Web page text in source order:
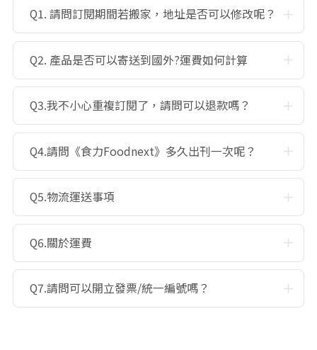
Q1. 請問訂閱期間若搬家，地址是否可以修改呢？
Q2. 產品是否可以寄送到國外?運費如何計算
Q3.我不小心重複訂閱了，請問可以退款嗎？
Q4.請問《食力Foodnext》多久出刊一次呢？
Q5.物流運送事項
Q6.關於運費
Q7.請問可以開立發票/統一編號嗎？